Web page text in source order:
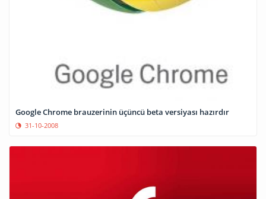
Google Chrome brauzerinin üçüncü beta versiyası hazırdır
31-10-2008